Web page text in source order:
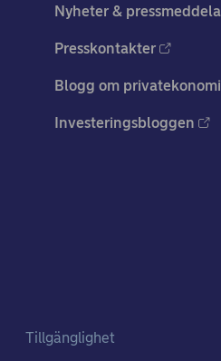
Nyheter &
Presskontakter
Blogg om privatekonomi
Investeringsbloggen
Tillgänglighet